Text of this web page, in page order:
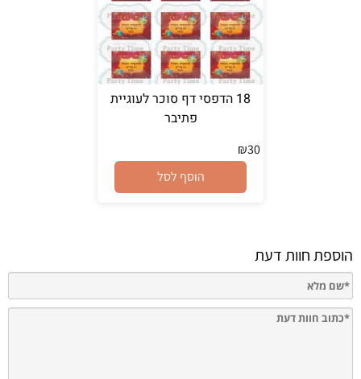
18 הדפסי דף סוכר לעוגיית
פתיבר
₪30
הוסף לסל
הוספת חוות דעת